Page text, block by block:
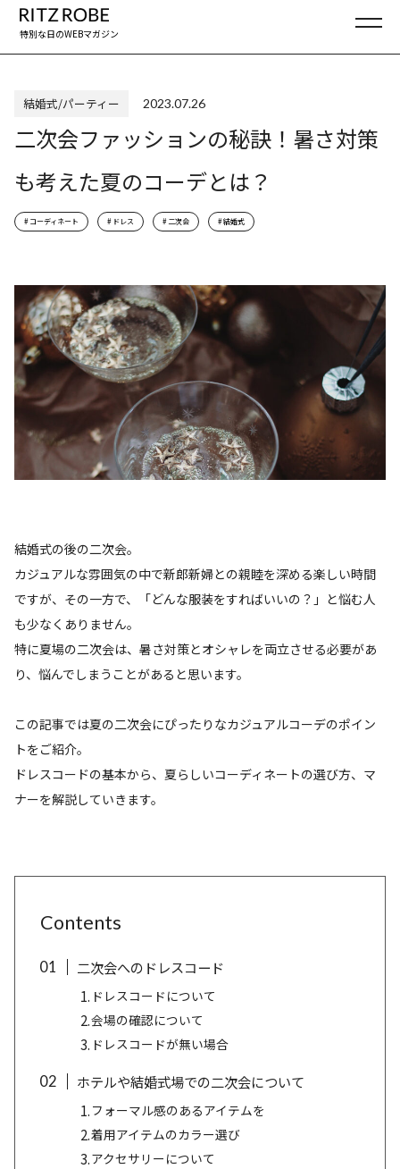
特別な日のWEBマガジン
TOP トップ
Wedding/Party 結婚式/パーティー
Yearly Events 年間行事
Event イベント
#結婚式 #マナー #お呼ばれ #ドレス #成人式
結婚式/パーティー 2023.07.26
二次会ファッションの秘訣！暑さ対策
も考えた夏のコーデとは？
コーディネート ドレス 二次会 結婚式
結婚式の後の二次会。
カジュアルな雰囲気の中で新郎新婦との親睦を深める楽しい時間
ですが、その一方で、「どんな服装をすればいいの？」と悩む人
も少なくありません。
特に夏場の二次会は、暑さ対策とオシャレを両立させる必要があ
り、悩んでしまうことがあると思います。
この記事では夏の二次会にぴったりなカジュアルコーデのポイン
トをご紹介。
ドレスコードの基本から、夏らしいコーディネートの選び方、マ
ナーを解説していきます。
Contents
二次会へのドレスコード
ドレスコードについて
会場の確認について
ドレスコードが無い場合
ホテルや結婚式場での二次会について
フォーマル感のあるアイテムを
着用アイテムのカラー選び
アクセサリーについて